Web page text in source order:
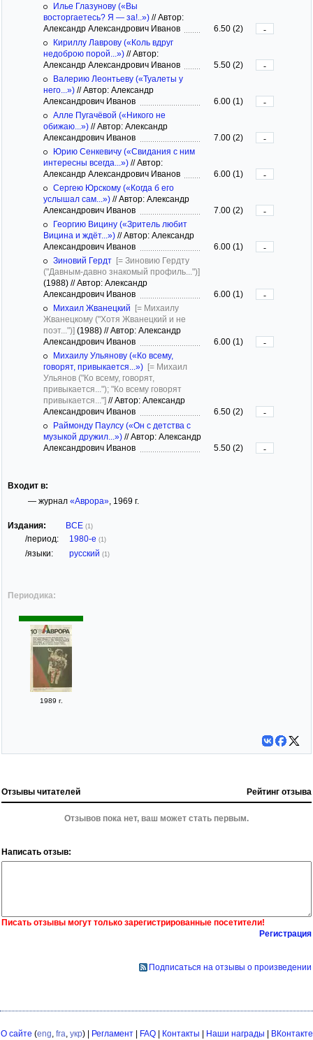
Илье Глазунову («Вы
восторгаетесь? Я — за!..») //Автор:
Александр Александрович Иванов
6.50 (2)
-
Кириллу Лаврову («Коль вдруг
недоброю порой...») //Автор:
Александр Александрович Иванов
5.50 (2)
-
Валерию Леонтьеву («Туалеты у
него...») //Автор: Александр
Александрович Иванов
6.00 (1)
-
Алле Пугачёвой («Никого не
обижаю...») //Автор: Александр
Александрович Иванов
7.00 (2)
-
Юрию Сенкевичу («Свидания с ним
интересны всегда...») //Автор:
Александр Александрович Иванов
6.00 (1)
-
Сергею Юрскому («Когда б его
услышал сам...») //Автор: Александр
Александрович Иванов
7.00 (2)
-
Георгию Вицину («Зритель любит
Вицина и ждёт...») //Автор: Александр
Александрович Иванов
6.00 (1)
-
Зиновий Гердт [= Зиновию Гердту
("Давным-давно знакомый профиль...")]
(1988) //Автор: Александр
Александрович Иванов
6.00 (1)
-
Михаил Жванецкий [= Михаилу
Жванецкому ("Хотя Жванецкий и не
поэт...")] (1988) //Автор: Александр
Александрович Иванов
6.00 (1)
-
Михаилу Ульянову («Ко всему,
говорят, привыкается...») [= Михаил
Ульянов ("Ко всему, говорят,
привыкается..."); "Ко всему говорят
привыкается..."] //Автор: Александр
Александрович Иванов
6.50 (2)
-
Раймонду Паулсу («Он с детства с
музыкой дружил...») //Автор: Александр
Александрович Иванов
5.50 (2) -
Входит в:
— журнал «Аврора», 1969 г.
Издания: ВСЕ (1)
/период: 1980-е (1)
/языки: русский (1)
Периодика:
1989 г.
Отзывы читателей Рейтинг отзыва
Отзывов пока нет, ваш может стать первым.
Написать отзыв:
Писать отзывы могут только зарегистрированные посетители!
Регистрация
Подписаться на отзывы о произведении
О сайте (eng fra укр) | Регламент| FAQ| Контакты | Наши награды | ВКонтакте